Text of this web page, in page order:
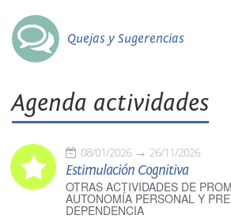
Quejas y Sugerencias
Agenda actividades
08/01/2026 26/11/2026
Estimulación Cognitiva
OTRAS ACTIVIDADES DE
AUTONOMÍA PERSONAL Y
DEPENDENCIA